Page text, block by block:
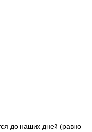
до наших дней (равно